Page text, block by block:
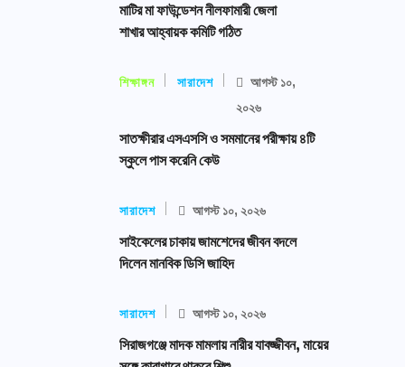
মাটির মা ফাউন্ডেশন নীলফামারী জেলা
শাখার আহ্বায়ক কমিটি গঠিত
শিক্ষাঙ্গন সারাদেশ
আগস্ট ১০,
২০২৬
সাতক্ষীরার এসএসসি ও সমমানের পরীক্ষায় ৪টি
স্কুলে পাস করেনি কেউ
সারাদেশ আগস্ট ১০, ২০২৬
সাইকেলের চাকায় জামশেদের জীবন বদলে
দিলেন মানবিক ডিসি জাহিদ
সারাদেশ আগস্ট ১০, ২০২৬
সিরাজগঞ্জে মাদক মামলায় নারীর যাবজ্জীবন, মায়ের